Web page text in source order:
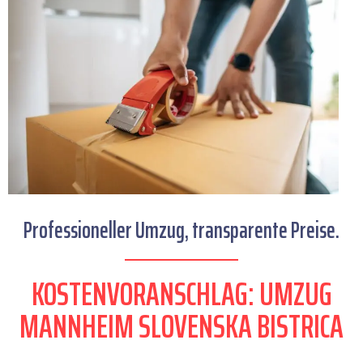
Professioneller Umzug, transparente Preise.
KOSTENVORANSCHLAG: UMZUG
MANNHEIM SLOVENSKA BISTRICA